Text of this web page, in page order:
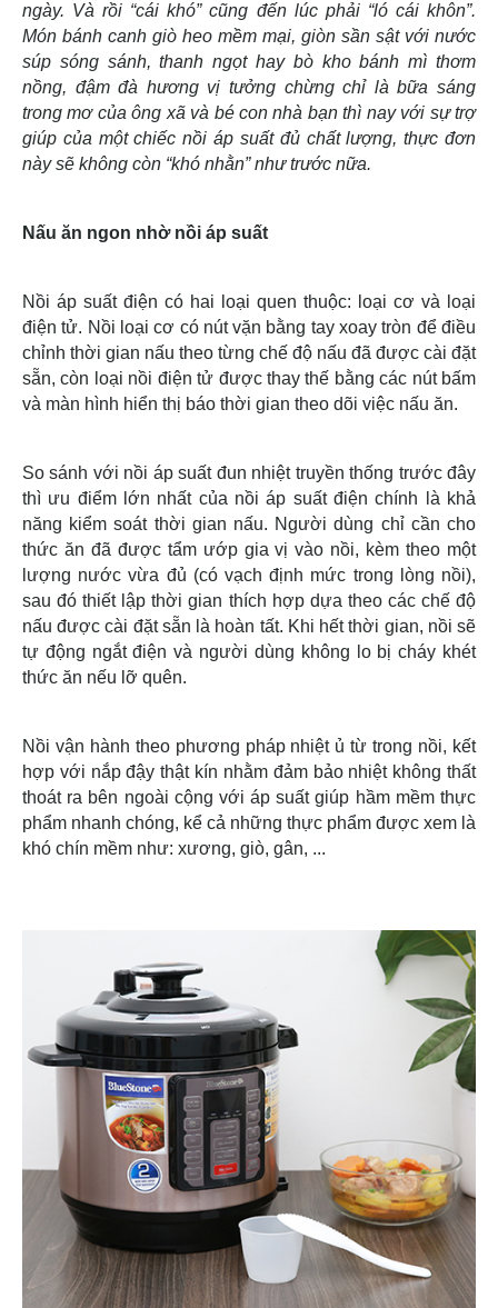
ngày. Và rồi “cái khó” cũng đến lúc phải “ló cái khôn”.
Món bánh canh giò heo mềm mại, giòn sần sật với nước
súp sóng sánh, thanh ngọt hay bò kho bánh mì thơm
nồng, đậm đà hương vị tưởng chừng chỉ là bữa sáng
trong mơ của ông xã và bé con nhà bạn thì nay với sự trợ
giúp của một chiếc nồi áp suất đủ chất lượng, thực đơn
này sẽ không còn “khó nhằn” như trước nữa.
Nấu ăn ngon nhờ nồi áp suất
Nồi áp suất điện có hai loại quen thuộc: loại cơ và loại
điện tử. Nồi loại cơ có nút vặn bằng tay xoay tròn để điều
chỉnh thời gian nấu theo từng chế độ nấu đã được cài đặt
sẵn, còn loại nồi điện tử được thay thế bằng các nút bấm
và màn hình hiển thị báo thời gian theo dõi việc nấu ăn.
So sánh với nồi áp suất đun nhiệt truyền thống trước đây
thì ưu điểm lớn nhất của nồi áp suất điện chính là khả
năng kiểm soát thời gian nấu. Người dùng chỉ cần cho
thức ăn đã được tẩm ướp gia vị vào nồi, kèm theo một
lượng nước vừa đủ (có vạch định mức trong lòng nồi),
sau đó thiết lập thời gian thích hợp dựa theo các chế độ
nấu được cài đặt sẵn là hoàn tất. Khi hết thời gian, nồi sẽ
tự động ngắt điện và người dùng không lo bị cháy khét
thức ăn nếu lỡ quên.
Nồi vận hành theo phương pháp nhiệt ủ từ trong nồi, kết
hợp với nắp đậy thật kín nhằm đảm bảo nhiệt không thất
thoát ra bên ngoài cộng với áp suất giúp hầm mềm thực
phẩm nhanh chóng, kể cả những thực phẩm được xem là
khó chín mềm như: xương, giò, gân, ...